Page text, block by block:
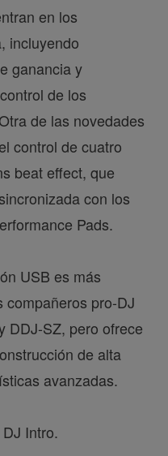
en los
incluyendo
ganancia y
de los
de las novedades
control de cuatro
beat effect, que
con los
Pads.
USB es más
pro-DJ
DDJ-SZ, pero ofrece
de alta
avanzadas.
Intro.